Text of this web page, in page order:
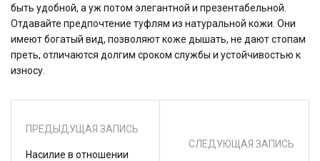
быть удобной, а уж потом элегантной и презентабельной.
Отдавайте предпочтение туфлям из натуральной кожи. Они
имеют богатый вид, позволяют коже дышать, не дают стопам
преть, отличаются долгим сроком службы и устойчивостью к
износу.
ПРЕДЫДУЩАЯ ЗАПИСЬ
Насилие в отношении
СЛЕДУЮЩАЯ ЗАПИСЬ